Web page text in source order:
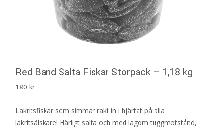
Red Band Salta Fiskar Storpack – 1,18 kg
180 kr
Lakritsfiskar som simmar rakt in i hjärtat på alla
lakritsälskare! Härligt salta och med lagom tuggmotstånd,